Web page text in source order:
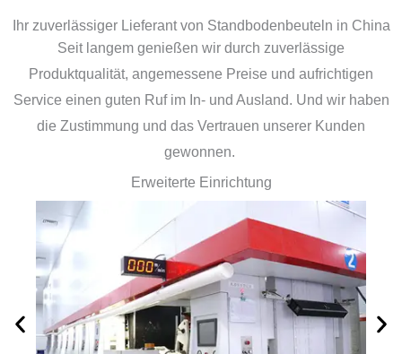
Ihr zuverlässiger Lieferant von Standbodenbeuteln in China
Seit langem genießen wir durch zuverlässige
Produktqualität, angemessene Preise und aufrichtigen
Service einen guten Ruf im In- und Ausland. Und wir haben
die Zustimmung und das Vertrauen unserer Kunden
gewonnen.
Erweiterte Einrichtung